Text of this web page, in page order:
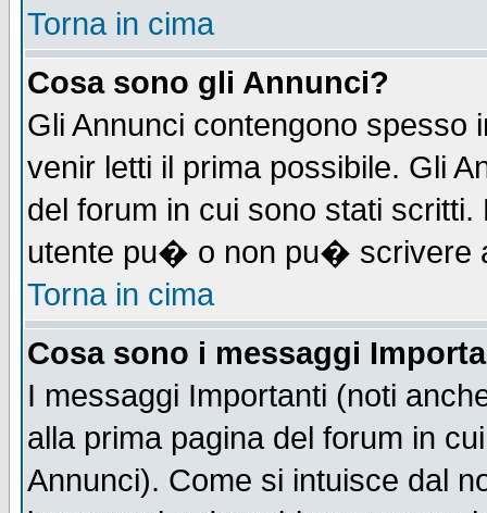
Torna in cima
Cosa sono gli Annunci?
Gli Annunci contengono spesso
venir letti il prima possibile. Gli
del forum in cui sono stati
utente pu� o non pu� scrivere
Torna in cima
Cosa sono i messaggi
I messaggi Importanti (noti
alla prima pagina del forum in
Annunci). Come si intuisce dal